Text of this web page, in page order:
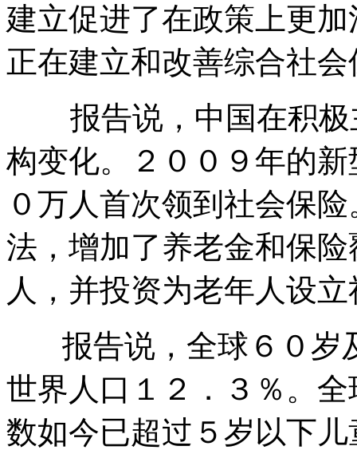
建立促进了在政策上更
正在建立和改善综合社
报告说，中国在积极
构变化。２００９年的
０万人首次领到社会保
法，增加了养老金和保
人，并投资为老年人设
报告说，全球６０岁
世界人口１２．３％。
数如今已超过５岁以下